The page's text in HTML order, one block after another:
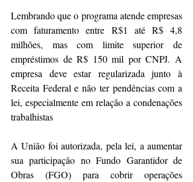
Lembrando que o programa atende empresas
com faturamento entre R$1 até R$ 4,8
milhões, mas com limite superior de
empréstimos de R$ 150 mil por CNPJ. A
empresa deve estar regularizada junto à
Receita Federal e não ter pendências com a
lei, especialmente em relação a condenações
trabalhistas
A União foi autorizada, pela lei, a aumentar
sua participação no Fundo Garantidor de
Obras (FGO) para cobrir operações